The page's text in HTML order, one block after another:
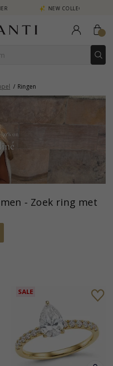
NEW COLLECTION | AURA
Ringen
- Zoek ring met
SALE